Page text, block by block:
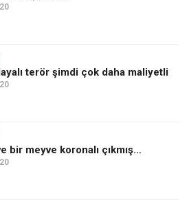
terör şimdi çok daha maliyetli
bir meyve koronalı çıkmış…